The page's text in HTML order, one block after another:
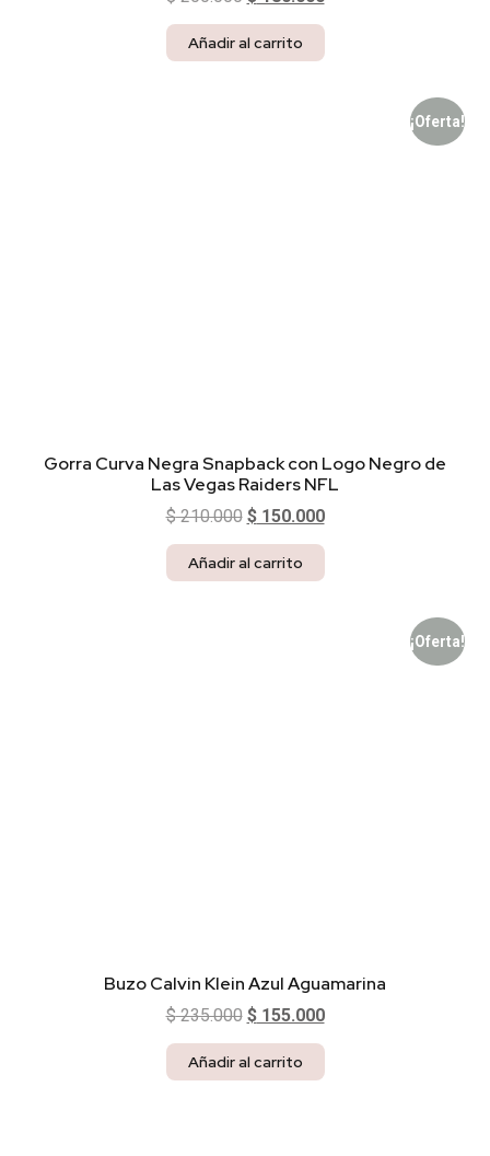
Añadir al carrito
¡Oferta!
Gorra Curva Negra Snapback con Logo Negro de
Las Vegas Raiders NFL
$210.000 $150.000
Añadir al carrito
¡Oferta!
Buzo Calvin Klein Azul Aguamarina
$235.000 $155.000
Añadir al carrito